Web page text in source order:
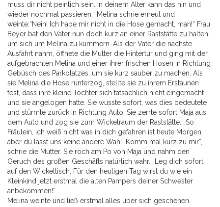
muss dir nicht peinlich sein. In deinem Alter kann das hin und
wieder nochmal passieren.“ Melina schrie erneut und
weinte:“Nein! Ich habe mir nicht in die Hose gemacht, man!“ Frau
Beyer bat den Vater nun doch kurz an einer Raststätte zu halten,
um sich um Melina zu kümmern. Als der Vater die nächste
Ausfahrt nahm, öffnete die Mutter die Hintertür und ging mit der
aufgebrachten Melina und einer ihrer frischen Hosen in Richtung
Gebüsch des Parkplatzes, um sie kurz sauber zu machen. Als
sie Melina die Hose runterzog, stellte sie zu ihrem Erstaunen
fest, dass ihre kleine Tochter sich tatsächlich nicht eingemacht
und sie angelogen hatte. Sie wusste sofort, was dies bedeutete
und stürmte zurück in Richtung Auto. Sie zerrte sofort Maja aus
dem Auto und zog sie zum Wickelraum der Raststätte. „So
Fräulein, ich weiß nicht was in dich gefahren ist heute Morgen,
aber du lässt uns keine andere Wahl. Komm mal kurz zu mir“,
schrie die Mutter. Sie roch am Po von Maja und nahm den
Geruch des großen Geschäfts natürlich wahr. „Leg dich sofort
auf den Wickeltisch. Für den heutigen Tag wirst du wie ein
Kleinkind jetzt erstmal die alten Pampers deiner Schwester
anbekommen!“
Melina weinte und ließ erstmal alles über sich geschehen.